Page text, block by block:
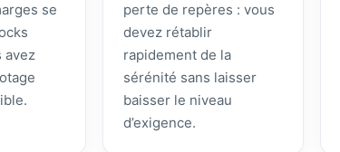
se
avez
perte de repères : vous
devez rétablir
rapidement de la
sérénité sans laisser
baisser le niveau
d’exigence.